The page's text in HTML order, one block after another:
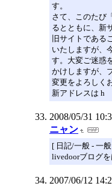
す。
さて、このたび
るとともに、新
旧サイトである
いたしますが、
す。大変ご迷惑
かけしますが、
変更をよろしく
新アドレスは h
2008/05/31
ニャン
[ 日記/一般 - 一
livedoorブログ
2007/06/12